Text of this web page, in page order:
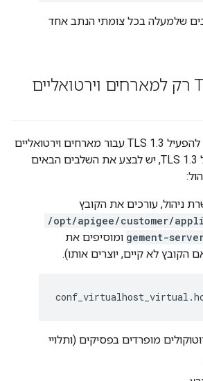
שלמעלה בכל צומתי הנתב אחד
3 רק למארחים וירטואליים
בקטע הזה מוסבר איך להפעיל TLS 1.3 עבור מארחים וירטואליים
ספציפיים. כדי להפעיל TLS 1.3, יש לבצע את השלבים הבאים
ניהול, עורכים את הקובץ
/opt/apigee/customer/
gement- ומוסיפים את
הקובץ לא קיים, יוצרים אותו).
מופרדים בפסיקים (ותלויי